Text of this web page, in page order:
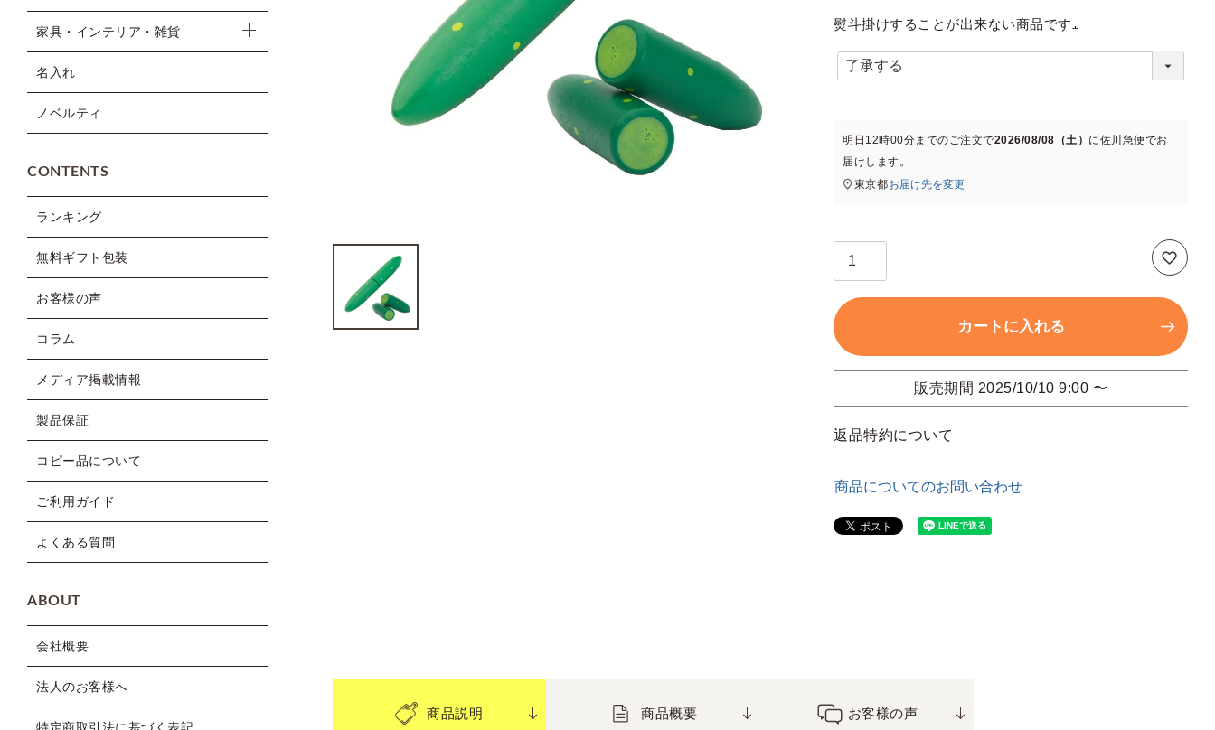
家具・インテリア・雑貨
名入れ
ノベルティ
CONTENTS
ランキング
無料ギフト包装
お客様の声
コラム
メディア掲載情報
製品保証
コピー品について
ご利用ガイド
よくある質問
ABOUT
会社概要
法人のお客様へ
熨斗掛けすることが出来ない商品です
)
明日 12時00分までのご注文で2026/08/08（土） に佐川急便でお
届けします。
東京都お届け先を変更
カートに入れる
販売期間 2025/10/10 9:00 〜
返品特約について
商品についてのお問い合わせ
商品説明 商品概要 お客様の声